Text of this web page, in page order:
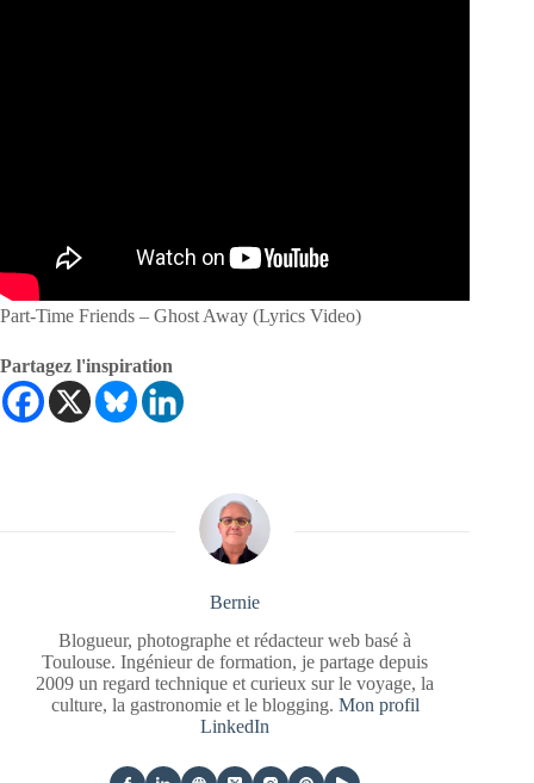
Part-Time Friends – Ghost Away (Lyrics Video)
Partagez l'inspiration
Bernie
Blogueur, photographe et rédacteur web basé à
Toulouse. Ingénieur de formation, je partage depuis
2009 un regard technique et curieux sur le voyage, la
culture, la gastronomie et le blogging. Mon profil
LinkedIn